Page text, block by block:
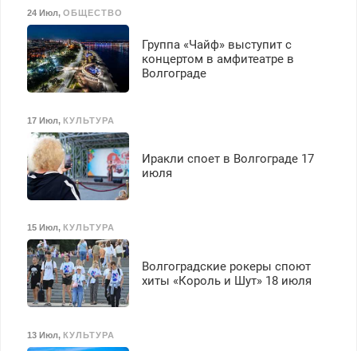
24 Июл, ОБЩЕСТВО
Группа «Чайф» выступит с
концертом в амфитеатре в
Волгограде
17 Июл, КУЛЬТУРА
Иракли споет в Волгограде 17
июля
15 Июл, КУЛЬТУРА
Волгоградские рокеры споют
хиты «Король и Шут» 18 июля
13 Июл, КУЛЬТУРА